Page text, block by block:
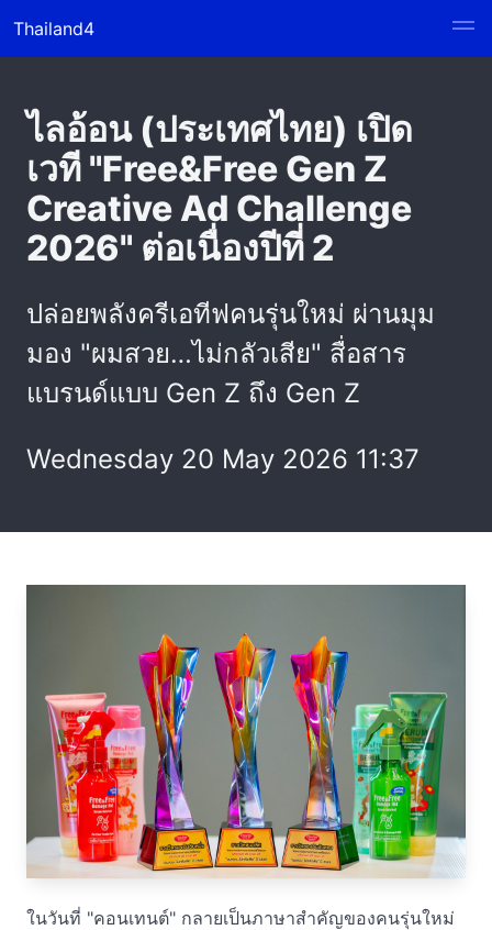
Thailand4
ไลอ้อน (ประเทศไทย) เปิด
เวที "Free&Free Gen Z
Creative Ad Challenge
2026" ต่อเนื่องปีที่ 2
ปล่อยพลังครีเอทีฟคนรุ่นใหม่ ผ่านมุม
มอง "ผมสวย…ไม่กลัวเสีย" สื่อสาร
แบรนด์แบบ Gen Z ถึง Gen Z
Wednesday 20 May 2026 11:37
ในวันที่ "คอนเทนต์" กลายเป็นภาษาสำคัญของคนรุ่นใหม่